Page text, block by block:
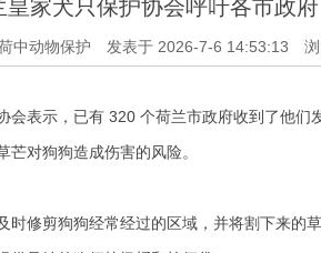
皇家犬只保护协会呼吁各市政
中动物保护 发表于 2026-7-6 14:53:13
会表示，已有 320 个荷兰市政府收到了他
芒对狗狗造成伤害的风险。
时修剪狗狗经常经过的区域，并将割下来的